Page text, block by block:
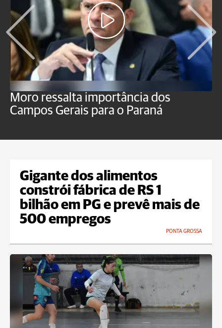
Moro ressalta importância dos
Campos Gerais para o Paraná
Gigante dos alimentos
constrói fábrica de RS 1
bilhão em PG e prevê mais de
500 empregos
PONTA GROSSA